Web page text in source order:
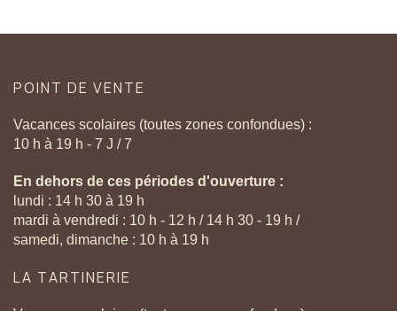
POINT DE VENTE
Vacances scolaires (toutes zones confondues) :
10 h à 19 h - 7 J / 7
En dehors de ces périodes d'ouverture :
lundi : 14 h 30 à 19 h
mardi à vendredi : 10 h - 12 h / 14 h 30 - 19 h /
samedi, dimanche : 10 h à 19 h
LA TARTINERIE